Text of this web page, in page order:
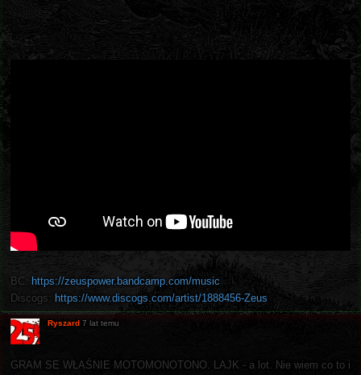
BC: https://zeuspower.bandcamp.com/music
Discogs: https://www.discogs.com/artist/1888456-Zeus
Ryszard 7 lat temu
GRAM SE WŁAŚNIE MOTOMONOTONO. LAJK - a lot. Nie wiem co to i